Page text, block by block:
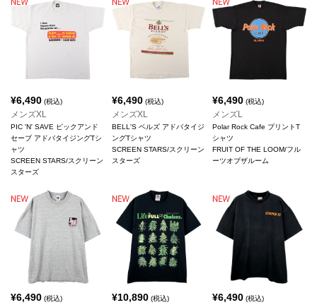
¥6,490 (税込)
メンズXL
PIC 'N' SAVE ピックアンド
セーブ アドバタイジングTシ
ャツ
SCREEN STARS/スクリーン
スターズ
¥6,490(税込)
メンズXL
BELL'S ベルズ アドバタイジ
ングTシャツ
SCREEN STARS/スクリーン
スターズ
¥6,490 (税込)
メンズL
Polar Rock Cafe プリントT
シャツ
FRUIT OF THE LOOM/フル
ーツオブザルーム
¥6,490 (税込) ¥10,890(税込) ¥6,490 (税込)